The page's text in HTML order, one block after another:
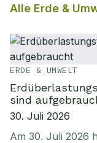
Alle Erde &
ERDE & UMWELT
sind
30. Juli 2026
Am 30. Juli 2026